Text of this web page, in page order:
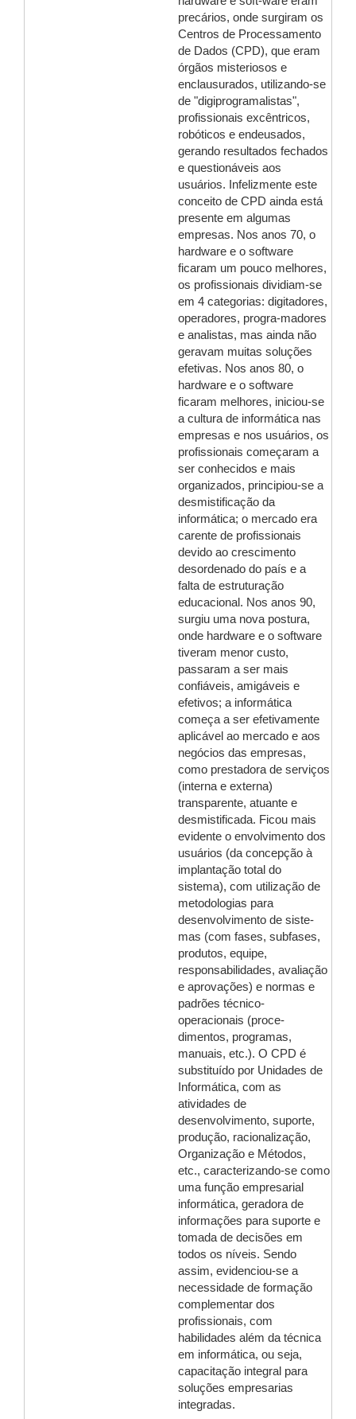
precários, onde surgiram os
Centros de Processamento
de Dados (CPD), que eram
órgãos misteriosos e
enclausurados, utilizando-se
de "digiprogramalistas",
profissionais excêntricos,
robóticos e endeusados,
gerando resultados fechados
e questionáveis aos
usuários. Infelizmente este
conceito de CPD ainda está
presente em algumas
empresas. Nos anos 70, o
hardware e o software
ficaram um pouco melhores,
os profissionais dividiam-se
em 4 categorias: digitadores,
operadores, progra-madores
e analistas, mas ainda não
geravam muitas soluções
efetivas. Nos anos 80, o
hardware e o software
ficaram melhores, iniciou-se
a cultura de informática nas
empresas e nos usuários, os
profissionais começaram a
ser conhecidos e mais
organizados, principiou-se a
desmistificação da
informática; o mercado era
carente de profissionais
devido ao crescimento
desordenado do país e a
falta de estruturação
educacional. Nos anos 90,
surgiu uma nova postura,
onde hardware e o software
tiveram menor custo,
passaram a ser mais
confiáveis, amigáveis e
efetivos; a informática
começa a ser efetivamente
aplicável ao mercado e aos
negócios das empresas,
como prestadora de serviços
(interna e externa)
transparente, atuante e
desmistificada. Ficou mais
evidente o envolvimento dos
usuários (da concepção à
implantação total do
sistema), com utilização de
metodologias para
desenvolvimento de siste-
mas (com fases, subfases,
produtos, equipe,
responsabilidades, avaliação
e aprovações) e normas e
padrões técnico-
operacionais (proce-
dimentos, programas,
manuais, etc.). O CPD é
substituído por Unidades de
Informática, com as
atividades de
desenvolvimento, suporte,
produção, racionalização,
Organização e Métodos,
etc., caracterizando-se como
uma função empresarial
informática, geradora de
informações para suporte e
tomada de decisões em
todos os níveis. Sendo
assim, evidenciou-se a
necessidade de formação
complementar dos
profissionais, com
habilidades além da técnica
em informática, ou seja,
capacitação integral para
soluções empresarias
integradas.